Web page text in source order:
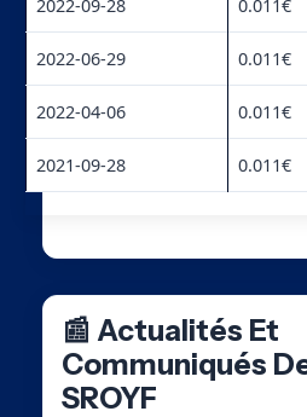
2022-09-28 0.011€
2022-06-29 0.011€
2022-04-06 0.011€
2021-09-28 0.011€
📰 Actualités Et
Communiqués
SROYF